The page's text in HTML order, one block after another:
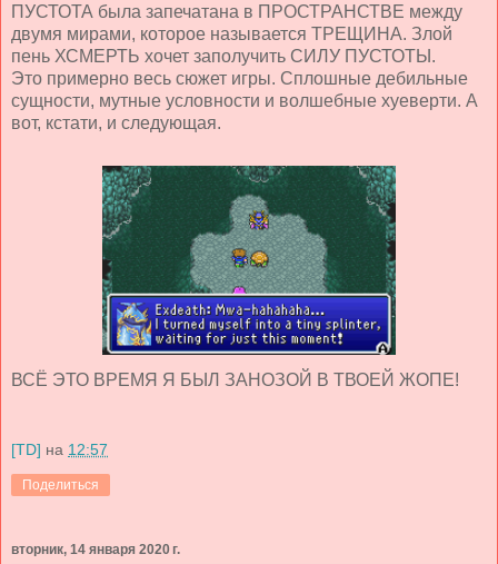
ПУСТОТА была запечатана в ПРОСТРАНСТВЕ между
двумя мирами, которое называется ТРЕЩИНА. Злой
пень ХСМЕРТЬ хочет заполучить СИЛУ ПУСТОТЫ.
Это примерно весь сюжет игры. Сплошные дебильные
сущности, мутные условности и волшебные хуеверти. А
вот, кстати, и следующая.
ВСЁ ЭТО ВРЕМЯ Я БЫЛ ЗАНОЗОЙ В ТВОЕЙ ЖОПЕ!
[TD] на 12:57
Поделиться
вторник, 14 января 2020 г.